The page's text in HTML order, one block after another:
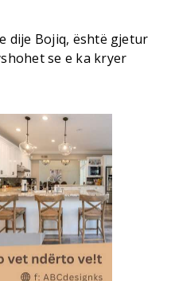
dije Bojiq, është gjetur
se e ka kryer